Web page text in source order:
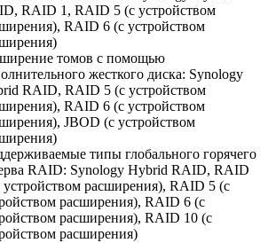
RAID 1, RAID 5 (с устройством
RAID 6 (с устройством
томов с помощью
жесткого диска: Synology
RAID, RAID 5 (с устройством
RAID 6 (с устройством
JBOD (с устройством
типы глобального горячего
RAID: Synology Hybrid RAID, RAID
устройством расширения), RAID 5 (с
расширения), RAID 6 (с
расширения), RAID 10 (с
расширения)